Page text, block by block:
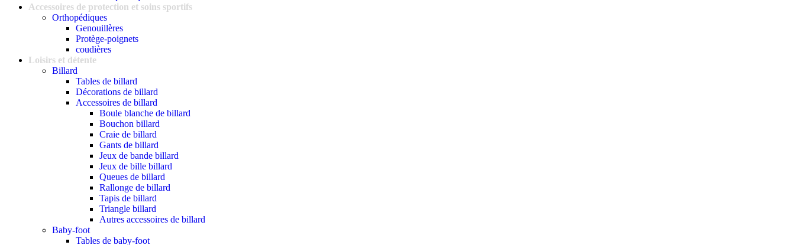
Accessoires de protection et soins sportifs
Orthopédiques
Genouillères
Protège-poignets
coudières
Loisirs et détente
Billard
Tables de billard
Décorations de billard
Accessoires de billard
Boule blanche de billard
Bouchon billard
Craie de billard
Gants de billard
Jeux de bande billard
Jeux de bille billard
Queues de billard
Rallonge de billard
Tapis de billard
Triangle billard
Autres accessoires de billard
Baby-foot
Tables de baby-foot